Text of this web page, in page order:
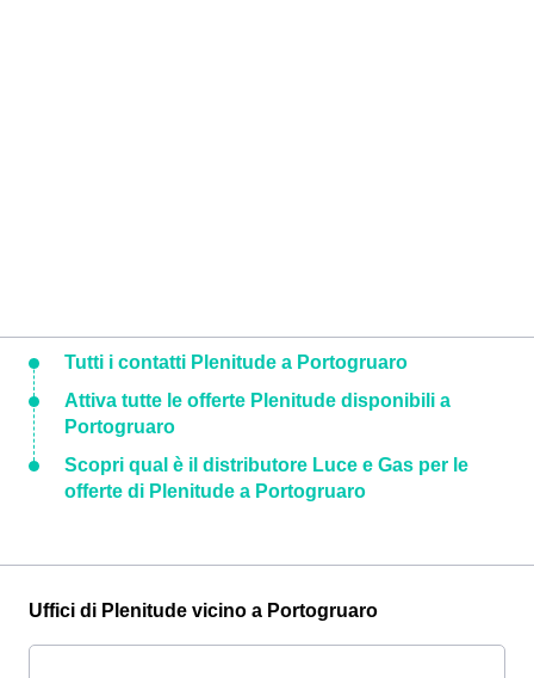
Tutti i contatti Plenitude a Portogruaro
Attiva tutte le offerte Plenitude disponibili a
Portogruaro
Scopri qual è il distributore Luce e Gas per le
offerte di Plenitude a Portogruaro
Uffici di Plenitude vicino a Portogruaro